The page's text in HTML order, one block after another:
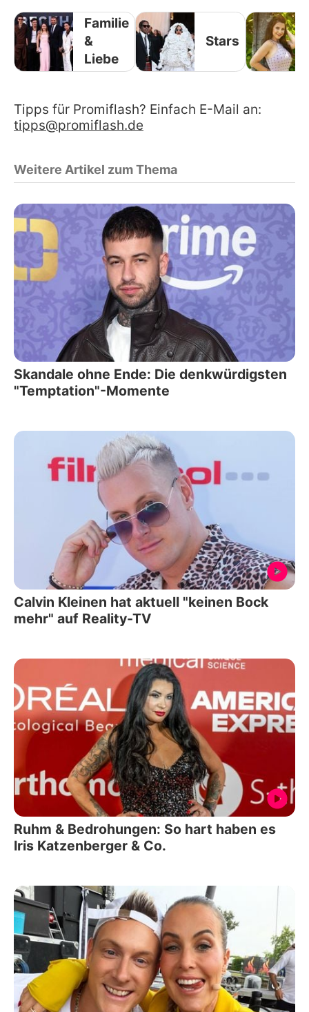
Familie
&
Liebe
Stars
Tipps für Promiflash? Einfach E-Mail an:
tipps@promiflash.de
Weitere Artikel zum Thema
Skandale ohne Ende: Die denkwürdigsten
"Temptation"-Momente
Calvin Kleinen hat aktuell "keinen Bock
mehr" auf Reality-TV
Ruhm & Bedrohungen: So hart haben es
Iris Katzenberger & Co.